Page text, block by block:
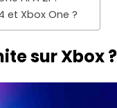
et Xbox One ?
sur Xbox ?